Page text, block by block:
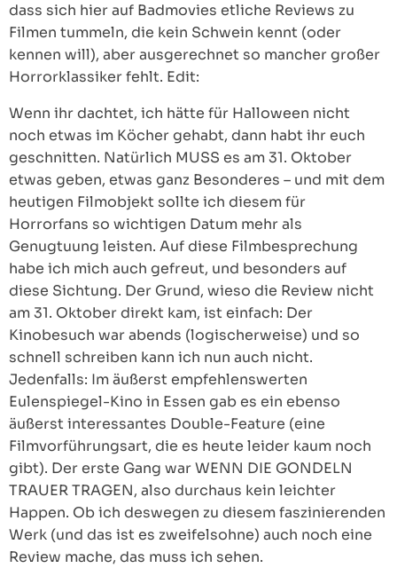
dass sich hier auf Badmovies etliche Reviews zu
Filmen tummeln, die kein Schwein kennt (oder
kennen will), aber ausgerechnet so mancher großer
Horrorklassiker fehlt. Edit:
Wenn ihr dachtet, ich hätte für Halloween nicht
noch etwas im Köcher gehabt, dann habt ihr euch
geschnitten. Natürlich MUSS es am 31. Oktober
etwas geben, etwas ganz Besonderes – und mit dem
heutigen Filmobjekt sollte ich diesem für
Horrorfans so wichtigen Datum mehr als
Genugtuung leisten. Auf diese Filmbesprechung
habe ich mich auch gefreut, und besonders auf
diese Sichtung. Der Grund, wieso die Review nicht
am 31. Oktober direkt kam, ist einfach: Der
Kinobesuch war abends (logischerweise) und so
schnell schreiben kann ich nun auch nicht.
Jedenfalls: Im äußerst empfehlenswerten
Eulenspiegel-Kino in Essen gab es ein ebenso
äußerst interessantes Double-Feature (eine
Filmvorführungsart, die es heute leider kaum noch
gibt). Der erste Gang war WENN DIE GONDELN
TRAUER TRAGEN, also durchaus kein leichter
Happen. Ob ich deswegen zu diesem faszinierenden
Werk (und das ist es zweifelsohne) auch noch eine
Review mache, das muss ich sehen.